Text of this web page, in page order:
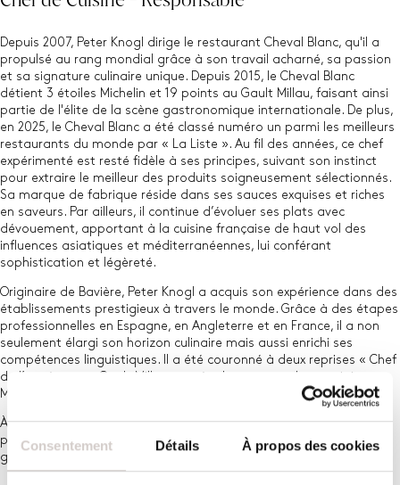
Consentement Détails À propos des cookies
Depuis 2007, Peter Knogl dirige le restaurant Cheval Blanc, qu'il a
propulsé au rang mondial grâce à son travail acharné, sa passion
et sa signature culinaire unique. Depuis 2015, le Cheval Blanc
détient 3 étoiles Michelin et 19 points au Gault Millau, faisant ainsi
partie de l'élite de la scène gastronomique internationale. De plus,
en 2025, le Cheval Blanc a été classé numéro un parmi les meilleurs
restaurants du monde par « La Liste ». Au fil des années, ce chef
expérimenté est resté fidèle à ses principes, suivant son instinct
pour extraire le meilleur des produits soigneusement sélectionnés.
Sa marque de fabrique réside dans ses sauces exquises et riches
en saveurs. Par ailleurs, il continue d’évoluer ses plats avec
dévouement, apportant à la cuisine française de haut vol des
influences asiatiques et méditerranéennes, lui conférant
sophistication et légèreté.
Originaire de Bavière, Peter Knogl a acquis son expérience dans des
établissements prestigieux à travers le monde. Grâce à des étapes
professionnelles en Espagne, en Angleterre et en France, il a non
seulement élargi son horizon culinaire mais aussi enrichi ses
compétences linguistiques. Il a été couronné à deux reprises « Chef
de l’année » par Gault Millau et a également reçu le prestigieux «
Michelin Chef Mentor Award ».
À Bâle, Peter Knogl a trouvé une nouvelle maison à laquelle il est
profondément attaché. Son objectif est de créer une expérience
gustative qui marque les mémoires des invités.